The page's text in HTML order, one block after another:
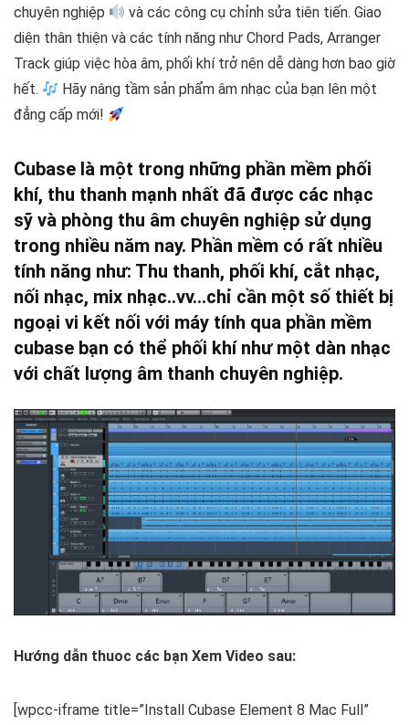
chuyên nghiệp
và các công cụ chỉnh sửa tiên tiến. Giao
diện thân thiện và các tính năng như Chord Pads, Arranger
Track giúp việc hòa âm, phối khí trở nên dễ dàng hơn bao giờ
hết.
Hãy nâng tầm sản phẩm âm nhạc của bạn lên một
đẳng cấp mới!
Cubase là một trong những phần mềm phối
khí, thu thanh mạnh nhất đã được các nhạc
sỹ và phòng thu âm chuyên nghiệp sử dụng
trong nhiều năm nay. Phần mềm có rất nhiều
tính năng như: Thu thanh, phối khí, cắt nhạc,
nối nhạc, mix nhạc..vv…chỉ cần một số thiết bị
ngoại vi kết nối với máy tính qua phần mềm
cubase bạn có thể phối khí như một dàn nhạc
với chất lượng âm thanh chuyên nghiệp.
Hướng dẫn thuoc các bạn Xem Video sau:
[wpcc-iframe title=”Install Cubase Element 8 Mac Full”